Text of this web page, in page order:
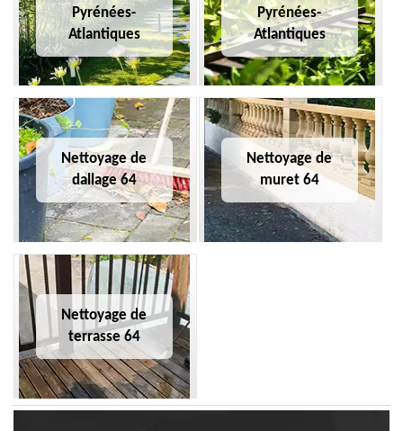
Pyrénées-
Atlantiques
Pyrénées-
Atlantiques
Nettoyage de
dallage 64
Nettoyage de
muret 64
Nettoyage de
terrasse 64